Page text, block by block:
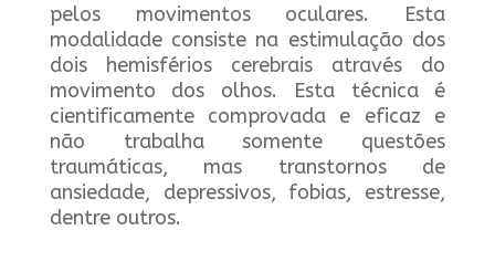
pelos movimentos oculares. Esta
modalidade consiste na estimulação dos
dois hemisférios cerebrais através do
movimento dos olhos. Esta técnica é
cientificamente comprovada e eficaz e
não trabalha somente questões
traumáticas, mas transtornos de
ansiedade, depressivos, fobias, estresse,
dentre outros.